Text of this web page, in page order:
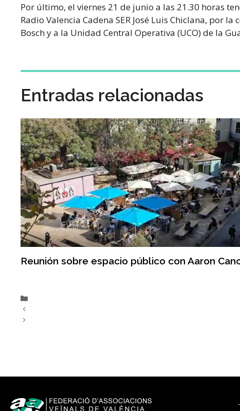
Por último, el viernes 21 de junio a las 21.30 horas
Radio Valencia Cadena SER José Luis Chiclana, por
Bosch y a la Unidad Central Operativa (UCO) de la
Entradas relacionadas
Reunión sobre espacio público con Aaron